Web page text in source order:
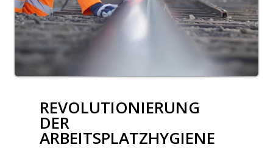
REVOLUTIONIERUNG
DER
ARBEITSPLATZHYGIENE